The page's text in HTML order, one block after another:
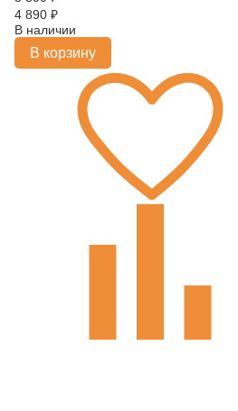
4 890 ₽
В наличии
В корзину